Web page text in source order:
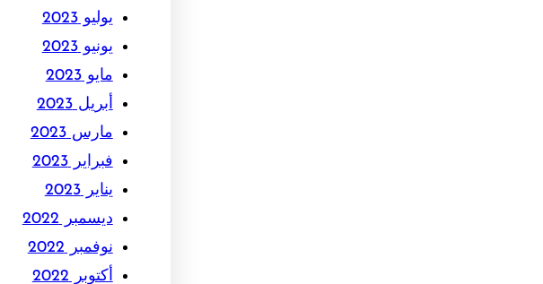
يوليو 2023
يونيو 2023
مايو 2023
أبريل 2023
مارس 2023
فبراير 2023
يناير 2023
ديسمبر 2022
نوفمبر 2022
أكتوبر 2022